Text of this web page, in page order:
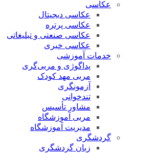
عکاسی
عکاسی دیجیتال
عکاسی پرتره
عکاسی صنعتی و تبلیغاتی
عکاسی خبری
خدمات آموزشی
پداگوژی و مربی‌گری
مربی مهد کودک
آزمونگری
تندخوانی
مشاور تأسیس
مربی آموزشگاه
مدیریت آموزشگاه
گردشگری
زبان گردشگری